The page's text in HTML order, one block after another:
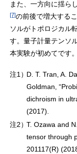
また、一方向に揺ら
[7]の前後で増大する
ソルがトポロジカル
す。量子計量テンソ
本実験が初めてです。
注1）D. T. Tran, A.
Goldman,
dichroism in
(2017).
注2）T. Ozawa and
tensor through
201117(R)